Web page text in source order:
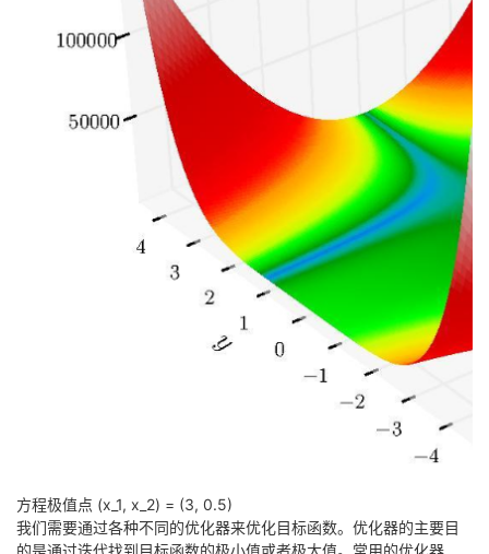
验
收
议
方程极值点 (x_1, x_2) = (3, 0.5)
我们需要通过各种不同的优化器来优化目标函数。优化器的主要目
的是通过迭代找到目标函数的极小值或者极大值。常用的优化器